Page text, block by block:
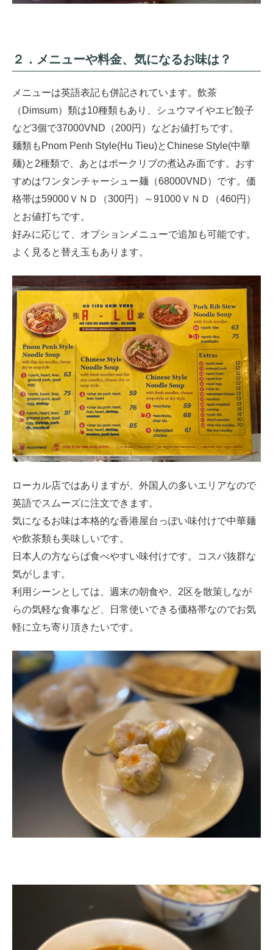
２．メニューや料金、気になるお味は？
メニューは英語表記も併記されています。飲茶
（Dimsum）類は10種類もあり、シュウマイやエビ餃子
など3個で37000VND（200円）などお値打ちです。
麺類もPnom Penh Style(Hu Tieu)とChinese Style(中華
麺)と2種類で、あとはポークリブの煮込み面です。おす
すめはワンタンチャーシュー麺（68000VND）です。価
格帯は59000ＶＮＤ（300円）～91000ＶＮＤ（460円）
とお値打ちです。
好みに応じて、オプションメニューで追加も可能です。
よく見ると替え玉もあります。
ローカル店ではありますが、外国人の多いエリアなので
英語でスムーズに注文できます。
気になるお味は本格的な香港屋台っぽい味付けで中華麺
や飲茶類も美味しいです。
日本人の方ならば食べやすい味付けです。コスパ抜群な
気がします。
利用シーンとしては、週末の朝食や、2区を散策しなが
らの気軽な食事など、日常使いできる価格帯なのでお気
軽に立ち寄り頂きたいです。